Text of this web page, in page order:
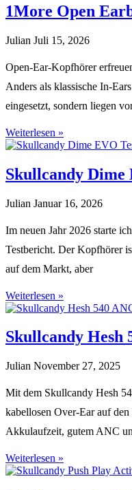
1More Open
Julian Juli 15, 2026
Open-Ear-Kopfhörer
Anders als klassische In-
eingesetzt, sondern liegen
Weiterlesen »
Skullcandy Dime
Julian Januar 16, 2026
Im neuen Jahr 2026 starte
Testbericht. Der Kopfhörer
auf dem Markt, aber
Weiterlesen »
Skullcandy Hesh
Julian November 27, 2025
Mit dem Skullcandy Hesh
kabellosen Over-Ear auf
Akkulaufzeit, gutem ANC
Weiterlesen »